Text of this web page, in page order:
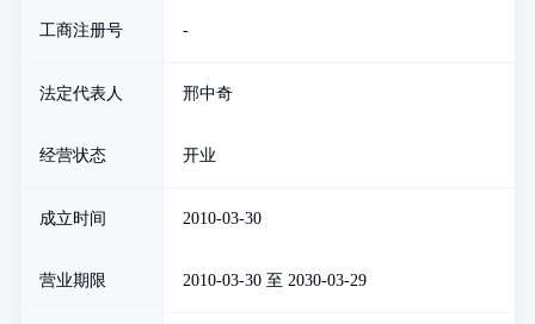
工商注册号 -
法定代表人 邢中奇
经营状态 开业
成立时间 2010-03-30
营业期限 2010-03-30 至 2030-03-29